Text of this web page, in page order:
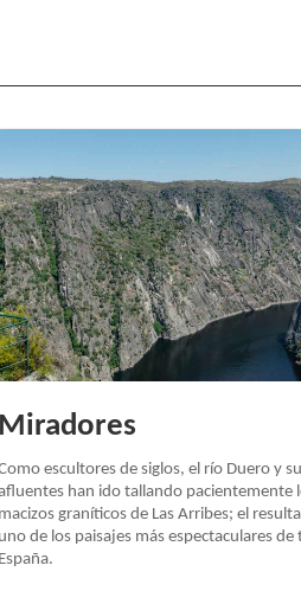
Miradores
escultores de siglos, el río Duero y
han ido tallando pacientemente
macizos graníticos de Las Arribes; el
uno de los paisajes más espectaculares de
España.